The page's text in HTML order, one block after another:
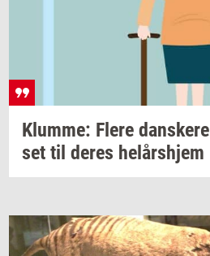
Klum­me: Flere dan­ske­re
set til deres helårs­hjem